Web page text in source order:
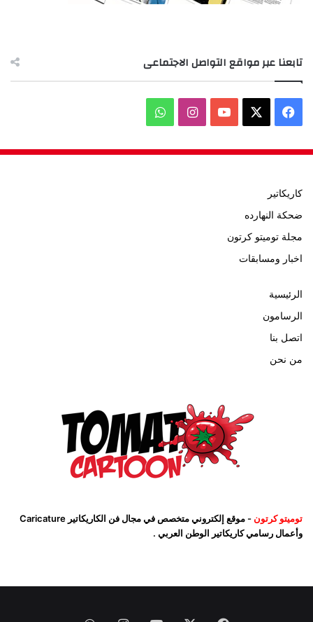
تابعنا عبر مواقع التواصل الاجتماعى
فيسبوك ‫YouTubeانستقرامواتساب
كاريكاتير
ضحكة النهارده
مجلة توميتو كرتون
اخبار ومسابقات
الرئيسية
الرسامون
اتصل بنا
من نحن
توميتو كرتون
- موقع إلكتروني متخصص في مجال فن الكاريكاتير Caricature
وأعمال رسامي كاريكاتير الوطن العربي .